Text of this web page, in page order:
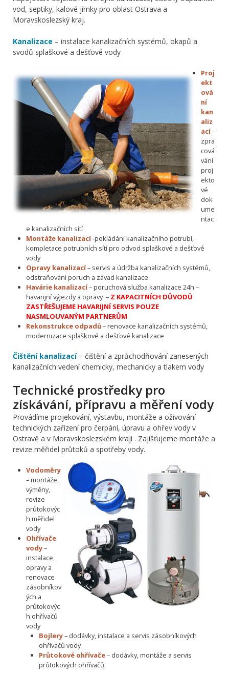
vod, septiky, kalové jímky pro oblast Ostrava a
Moravskoslezský kraj.
Kanalizace – instalace kanalizačních systémů, okapů a
svodů splaškové a dešťové vody
Proj
ekt
ová
ní
kan
aliz
ací–
zpra
cová
vání
proj
ekto
vé
dok
ume
ntac
e kanalizačních sítí
Montáže kanalizací-pokládání kanalizačního potrubí,
kompletace potrubních sítí pro odvod splaškové a dešťové
vody
Opravy kanalizací– servis a údržba kanalizačních systémů,
odstraňování poruch a závad kanalizace
Havárie kanalizací– poruchová služba kanalizace 24h –
havarijní výjezdy a opravy – Z KAPACITNÍCH DŮVODŮ
ZASTŘEŠUJEME HAVARIJNÍ SERVIS POUZE
NASMLOUVANÝM PARTNERŮM
Rekonstrukce odpadů– renovace kanalizačních systémů,
modernizace splaškové a dešťové kanalizace
Čištění kanalizací– čištění a zprůchodňování zanesených
kanalizačních vedení chemicky, mechanicky a tlakem vody
Technické prostředky pro
získávání, přípravu a měření vody
Provádíme projekování, výstavbu, montáže a oživování
technických zařízení pro čerpání, úpravu a ohřev vody v
Ostravě a v Moravskoslezském kraji . Zajišťujeme montáže a
revize měřidel průtoků a spotřeby vody.
Vodoměry
– montáže,
výměny,
revize
průtokovýc
h měřidel
vody
Ohřívače
vody–
instalace,
opravy a
renovace
zásobníkov
ých a
průtokovýc
h ohřívačů
vody
Bojlery– dodávky, instalace a servis zásobníkových
ohřívačů vody
Průtokové ohřívače– dodávky, montáže a servis
průtokových ohřívačů